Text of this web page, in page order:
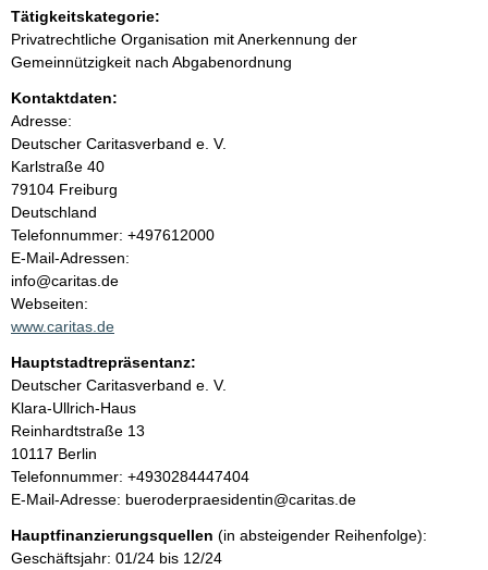
n
i
n
h
a
l
t
Tätigkeitskategorie:
Privatrechtliche Organisation mit Anerkennung der
Gemeinnützigkeit nach Abgabenordnung
Kontaktdaten:
Adresse:
Deutscher Caritasverband e. V.
Karlstraße 40
79104 Freiburg
Deutschland
K
o
n
t
a
t
i
n
f
o
r
m
a
t
Telefonnummer: +497612000
E-Mail-Adressen:
info@caritas.de
Webseiten:
www.caritas.de
Hauptstadtrepräsentanz:
A
d
r
e
s
s
Deutscher Caritasverband e. V.
Klara-Ullrich-Haus
Reinhardtstraße 13
10117 Berlin
K
o
t
Telefonnummer: +4930284447404
E-Mail-Adresse: bueroderpraesidentin@caritas.de
Hauptfinanzierungsquellen (in absteigender Reihenfolge):
Geschäftsjahr: 01/24 bis 12/24